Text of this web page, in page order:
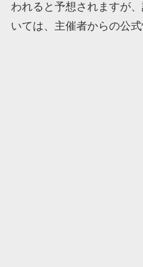
われると予想されますが
いては、主催者からの公